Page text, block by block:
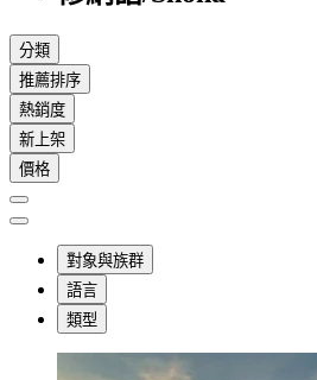
分類
推薦排序
熱銷度
新上架
價格
對象與族群
語言
類型